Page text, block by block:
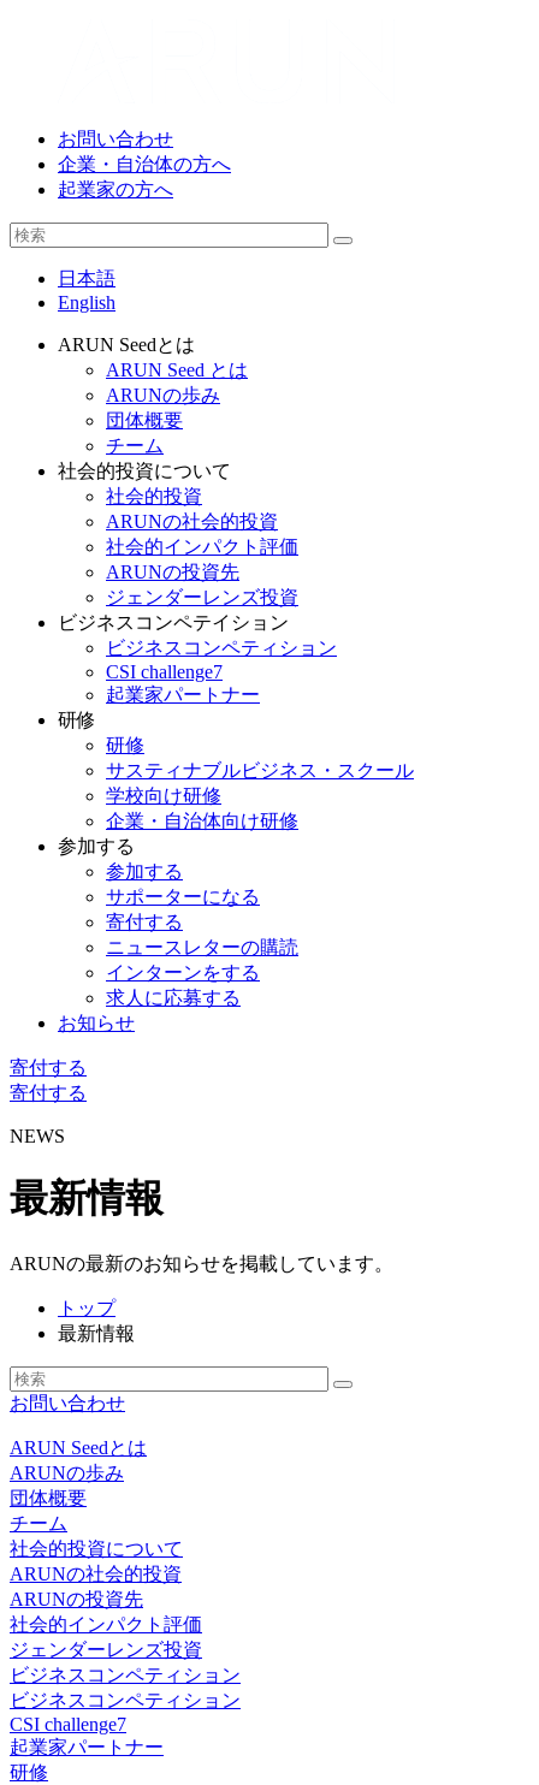
お問い合わせ
企業・自治体の方へ
起業家の方へ
日本語
English
ARUN Seedとは
ARUN Seed とは
ARUNの歩み
団体概要
チーム
社会的投資について
社会的投資
ARUNの社会的投資
社会的インパクト評価
ARUNの投資先
ジェンダーレンズ投資
ビジネスコンペテイション
ビジネスコンペティション
CSI challenge7
起業家パートナー
研修
研修
サスティナブルビジネス・スクール
学校向け研修
企業・自治体向け研修
参加する
参加する
サポーターになる
寄付する
ニュースレターの購読
インターンをする
求人に応募する
お知らせ
寄付する
寄付する
NEWS
最新情報
ARUNの最新のお知らせを掲載しています。
トップ
最新情報
お問い合わせ
ARUN Seedとは
ARUNの歩み
団体概要
チーム
社会的投資について
ARUNの社会的投資
ARUNの投資先
社会的インパクト評価
ジェンダーレンズ投資
ビジネスコンペティション
ビジネスコンペティション
CSI challenge7
起業家パートナー
研修